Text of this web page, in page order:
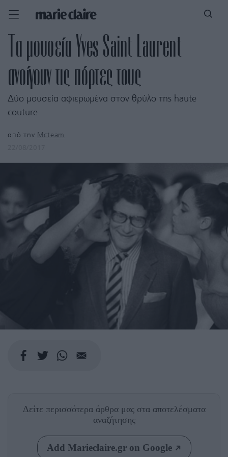
Τα μουσεία Yves Saint Laurent
ανοίγουν τις πόρτες τους
Δύο μουσεία αφιερωμένα στον θρύλο της haute
couture
από την Mcteam
Δείτε περισσότερα άρθρα μας στα αποτελέσματα
αναζήτησης
Add Marieclaire.gr on Google